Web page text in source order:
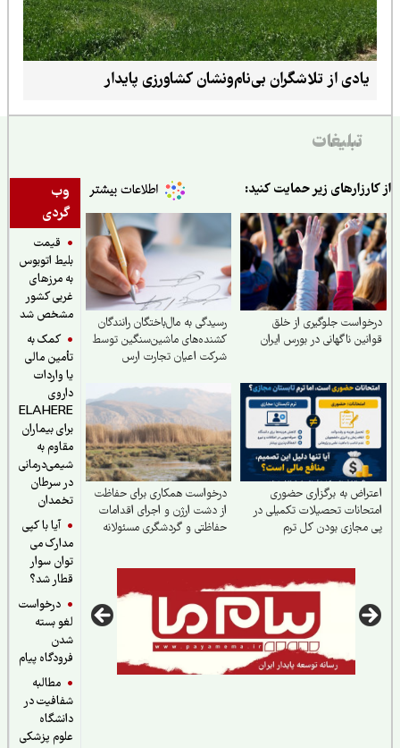
یادی از تلاشگران بی‌نام‌ونشان کشاورزی پایدار
تبلیغات
وب
گردی
قیمت
بلیط اتوبوس
به مرزهای
غربی کشور
مشخص شد
کمک به
تأمین مالی
یا واردات
داروی
ELAHERE
برای بیماران
مقاوم به
شیمی‌درمانی
در سرطان
تخمدان
آیا با کپی
مدارک می
توان سوار
قطار شد؟
درخواست
لغو بسته
فرودگاه پیام
مطالبه
شفافیت در
دانشگاه
علوم پزشکی
زیر حمایت کنید:
جلوگیری از خلق
ناگهانی در بورس ایران
رسیدگی به مال‌باختگان رانندگان
کشنده‌های ماشین‌سنگین توسط
شرکت اعیان تجارت ارس
به برگزاری حضوری
تحصیلات تکمیلی در
مجازی بودن کل ترم
درخواست همکاری برای حفاظت
از دشت ارژن و اجرای اقدامات
حفاظتی و گردشگری مسئولانه